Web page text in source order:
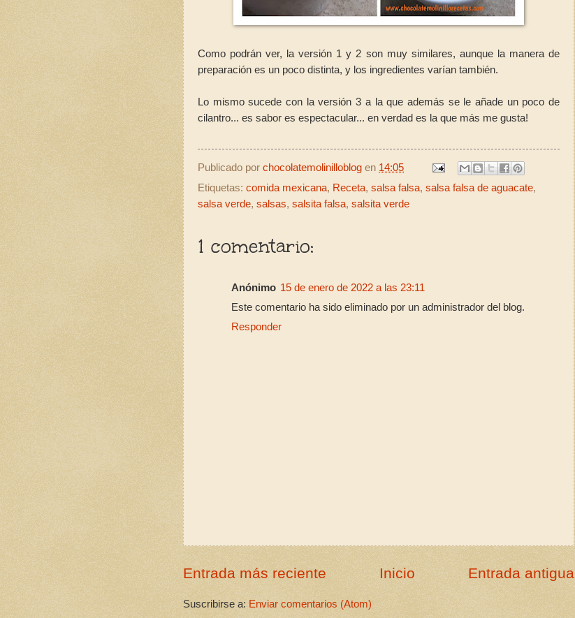
Como podrán ver, la versión 1 y 2 son muy similares, aunque la manera de
preparación es un poco distinta, y los ingredientes varían también.
Lo mismo sucede con la versión 3 a la que además se le añade un poco de
cilantro... es sabor es espectacular... en verdad es la que más me gusta!
Publicado por chocolatemolinilloblog en 14:05
Etiquetas: comida mexicana, Receta, salsa falsa, salsa falsa de aguacate,
salsa verde, salsas, salsita falsa, salsita verde
1 comentario:
Anónimo 15 de enero de 2022 a las 23:11
Este comentario ha sido eliminado por un administrador del blog.
Responder
Entrada más reciente Entrada antigua
Inicio
Suscribirse a: Enviar comentarios (Atom)